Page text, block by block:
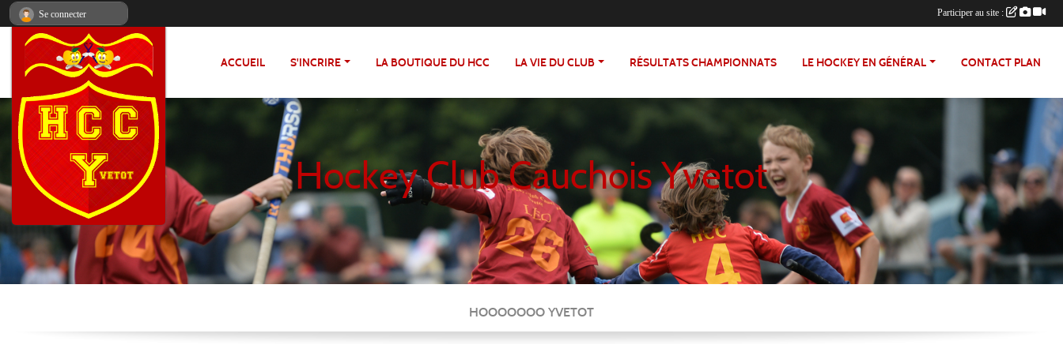
ACCUEIL S'INCRIRE LA BOUTIQUE DU HCC LA VIE DU CLUB RÉSULTATS CHAMPIONNATS LE HOCKEY EN GÉNÉRAL CONTACT PLAN
Hockey Club Cauchois Yvetot
HOOOOOOO YVETOT
Se connecter Participer au site :
Panneau de gestion des cookies